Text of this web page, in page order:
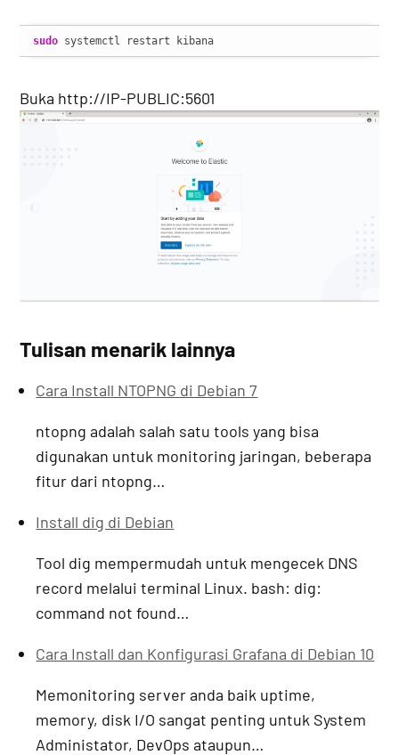
sudo systemctl restart kibana
Buka http://IP-PUBLIC:5601
Tulisan menarik lainnya
Cara Install NTOPNG di Debian 7
ntopng adalah salah satu tools yang bisa
digunakan untuk monitoring jaringan, beberapa
fitur dari ntopng…
Install dig di Debian
Tool dig mempermudah untuk mengecek DNS
record melalui terminal Linux. bash: dig:
command not found…
Cara Install dan Konfigurasi Grafana di Debian 10
Memonitoring server anda baik uptime,
memory, disk I/O sangat penting untuk System
Administator, DevOps ataupun…